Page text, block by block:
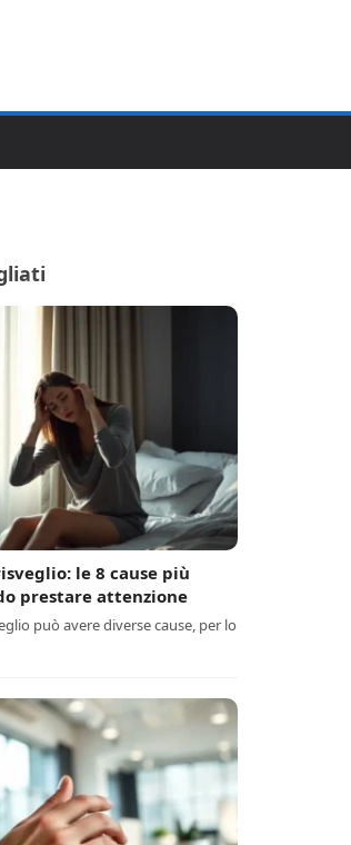
le 8 cause più
prestare attenzione
può avere diverse cause, per lo